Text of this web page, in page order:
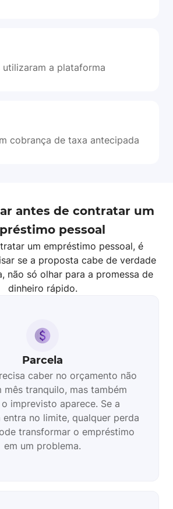
a plataforma
cobrança de taxa antecipada
antes de contratar um
pessoal
um empréstimo pessoal, é
se a proposta cabe de verdade
não só olhar para a promessa de
dinheiro rápido.
Parcela
caber no orçamento não
mês tranquilo, mas também
imprevisto aparece. Se a
entra no limite, qualquer perda
transformar o empréstimo
em um problema.